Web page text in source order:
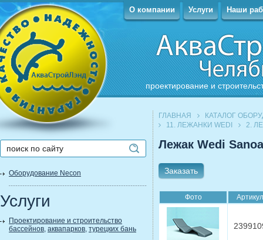
проектирование и
О компании Услуги Наши
Оборудование Necon
Услуги
Проектирование и строительство
бассейнов, аквапарков, турецких бань
ГЛАВНАЯ
КАТАЛОГ
11. ЛЕЖАНКИ WEDI
2.
Лежак Wedi
Заказать
Фото Артикул